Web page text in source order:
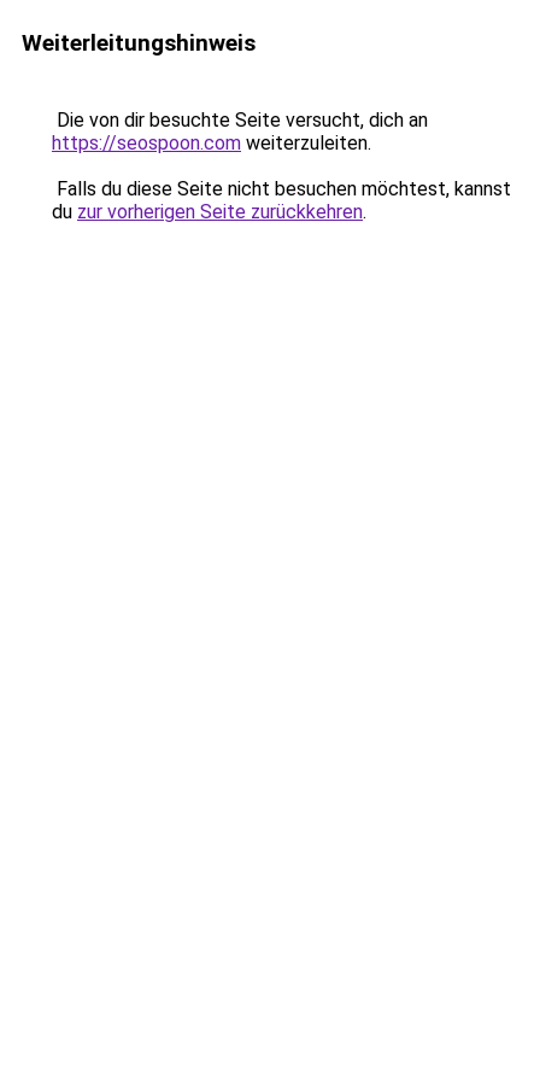
Weiterleitungshinweis
Die von dir besuchte Seite versucht, dich an
https://seospoon.com weiterzuleiten.
Falls du diese Seite nicht besuchen möchtest, kannst
du zur vorherigen Seite zurückkehren.